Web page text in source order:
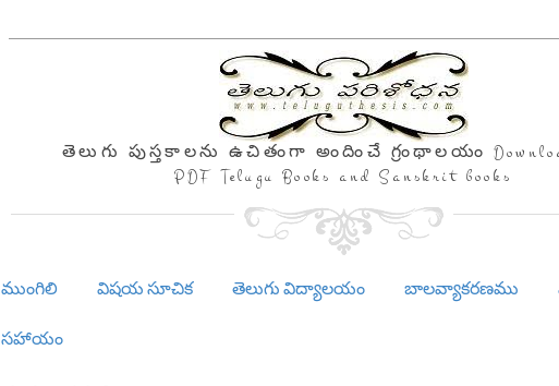
తెలుగు పుస్తకాలను ఉచితంగా అందించే గ్రంథాలయం
PDF Telugu Books and Sanskrit books
ముంగిలి విషయ సూచిక తెలుగు విద్యాలయం బాలవ్యాకరణము
సహాయం